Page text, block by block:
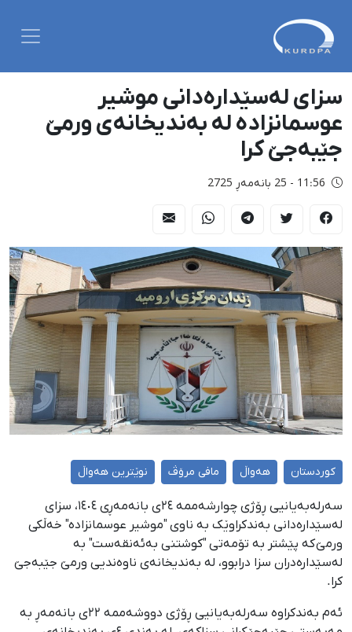
سزای لەسێدارەدانی موشیر
عوسمانزادە لە بەندیخانەی ورمێ
جێبەجێ کرا
11:56 - 25 بانەمەڕ 2725
کوردستان هەواڵ مافی مرۆڤ نوێترین هەواڵ
سەرلەبەیانیی ڕۆژی چوارشەممە ٢٤ی بانەمەڕی ١٤٠٤، سزای
لەسێدارەدانی بەندکراوێک بە ناوی "موشیر عوسمانزادە" خەڵکی
ورمێ کە پێشتر بە تۆمەتی "کوشتنی بەئەنقەست" بە
لەسێدارەدران سزا درابوو، لە بەندیخانەی ناوەندیی ورمێ جێبەجێ
کرا.
ئەم بەندکراوە سەرلەبەیانیی ڕۆژی دووشەممە ٢٢ی بانەمەڕ بە